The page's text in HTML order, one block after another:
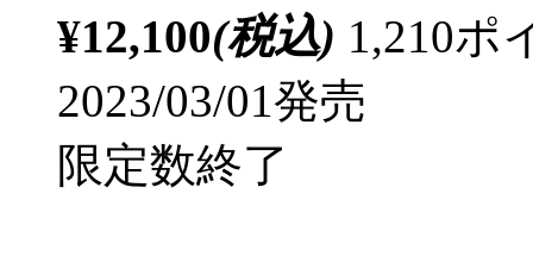
¥12,100(税込) 1,210ポ
2023/03/01発売
限定数終了